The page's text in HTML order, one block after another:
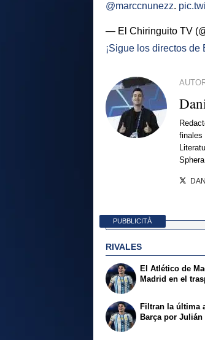
@marccnunezz.
— El Chiringuito TV
¡Sigue los directos
finales
PUBBLICITÀ
RIVALES
El Atlético de
Madrid en el
Filtran la última
Barça por Julián